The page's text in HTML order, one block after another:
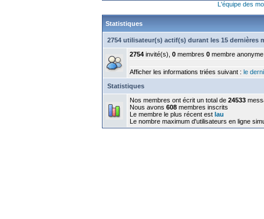
L'équipe des
Statistiques
2754 utilisateur(s) actif(s) durant les 15 dernières
2754 invité(s), 0 membres 0 membre anonyme
Afficher les informations triées suivant : le
Statistiques
Nos membres ont écrit un total de 24533
Nous avons 608 membres inscrits
Le membre le plus récent est lau
Le nombre maximum d'utilisateurs en ligne